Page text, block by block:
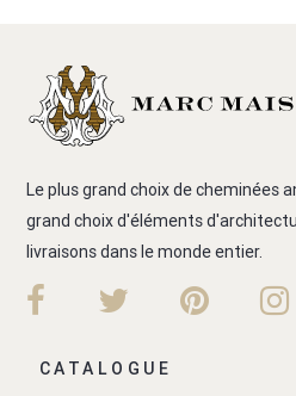
Le plus grand choix de cheminées
grand choix d'éléments
livraisons dans le monde entier.
CATALOGUE